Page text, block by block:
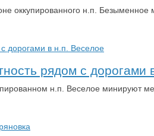
оккупированного н.п.
рядом с дорогами
н.п. Веселое минируют